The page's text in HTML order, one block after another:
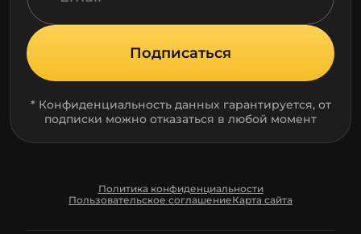
Подписаться
* Конфиденциальность данных гарантируется, от
подписки можно отказаться в любой момент
Политика конфиденциальности
Пользовательское соглашениеКарта сайта